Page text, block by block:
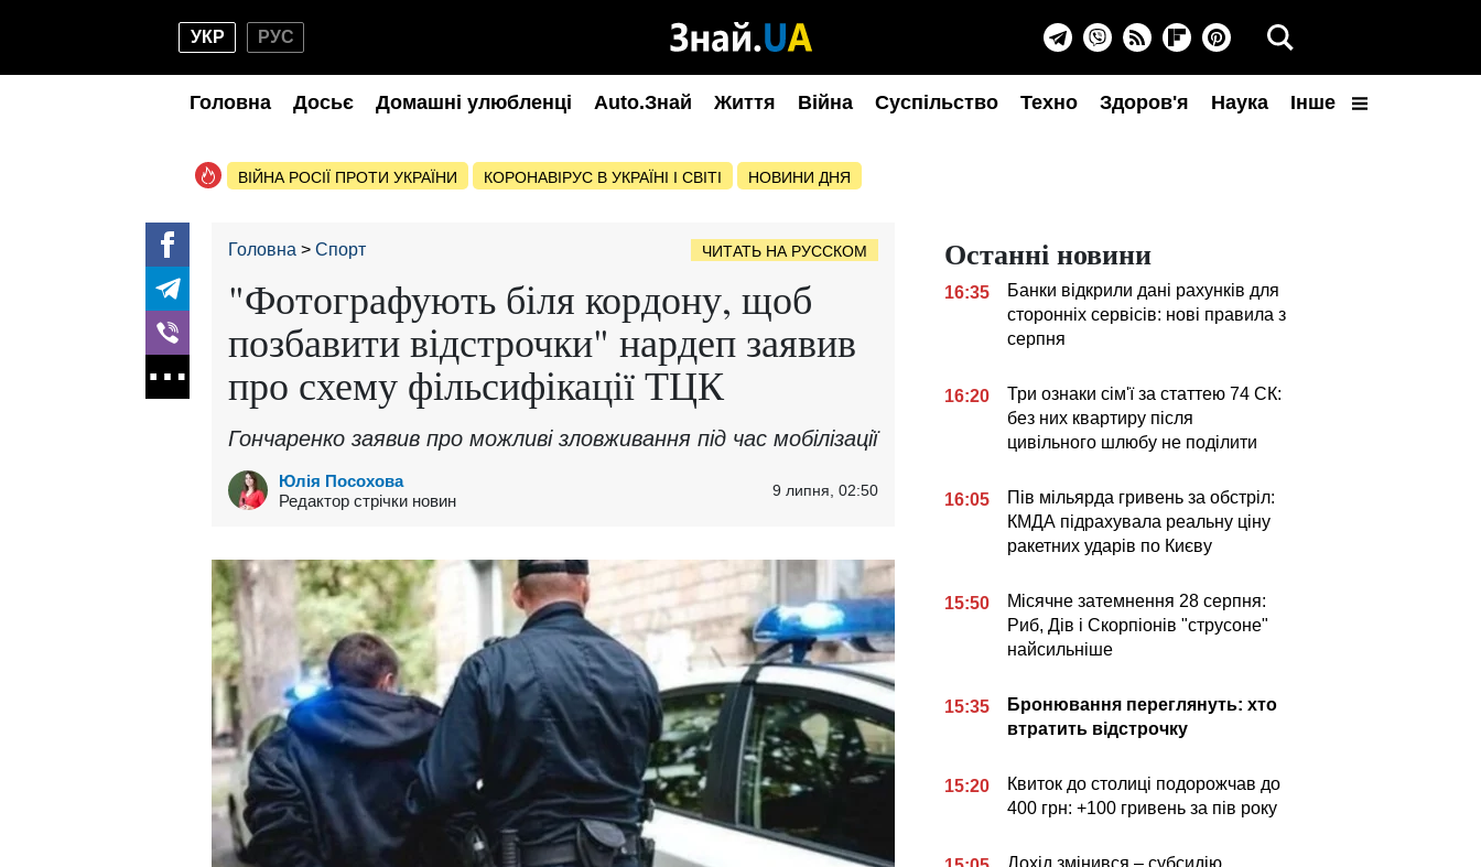
УКР РУС
Головна Досьє Домашні улюбленці Auto.Знай Життя Війна Суспільство Техно Здоров'я Наука Інше
ВІЙНА РОСІЇ ПРОТИ УКРАЇНИ КОРОНАВІРУС В УКРАЇНІ І СВІТІ НОВИНИ ДНЯ
Головна Спорт ЧИТАТЬ НА РУССКОМ
"Фотографують біля кордону, щоб
позбавити відстрочки" нардеп заявив
про схему фільсифікації ТЦК
Гончаренко заявив про можливі зловживання під час мобілізації
Юлія Посохова
Редактор стрічки новин
9 липня, 02:50
Останні новини
16:35
Банки відкрили дані рахунків для
сторонніх сервісів: нові правила з
серпня
16:20
Три ознаки сім'ї за статтею 74 СК:
без них квартиру після
цивільного шлюбу не поділити
16:05
Пів мільярда гривень за обстріл:
КМДА підрахувала реальну ціну
ракетних ударів по Києву
15:50
Місячне затемнення 28 серпня:
Риб, Дів і Скорпіонів "струсоне"
найсильніше
15:35
Бронювання переглянуть: хто
втратить відстрочку
15:20
Квиток до столиці подорожчав до
400 грн: +100 гривень за пів року
Дохід змінився – субсидію